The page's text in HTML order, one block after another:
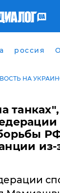
россия
НА
танках",
из-